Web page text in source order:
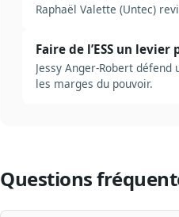
Raphaël Valette (Untec)
Faire de l’ESS un
Jessy Anger-Robert
les marges du pouvoir.
Questions